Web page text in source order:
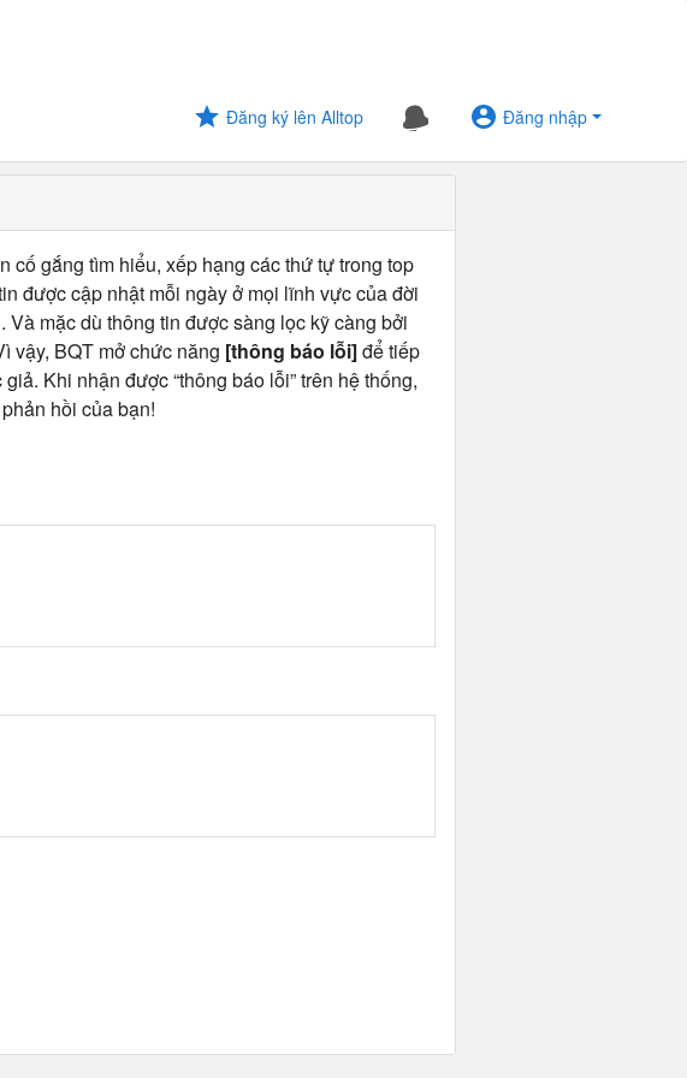
Đăng ký lên Alltop Đăng nhập
cố gắng tìm hiểu, xếp hạng các thứ tự trong top
được cập nhật mỗi ngày ở mọi lĩnh vực của đời
mặc dù thông tin được sàng lọc kỹ càng bởi
vậy, BQT mở chức năng [thông báo lỗi]để tiếp
Khi nhận được “thông báo lỗi” trên hệ thống,
hồi của bạn!